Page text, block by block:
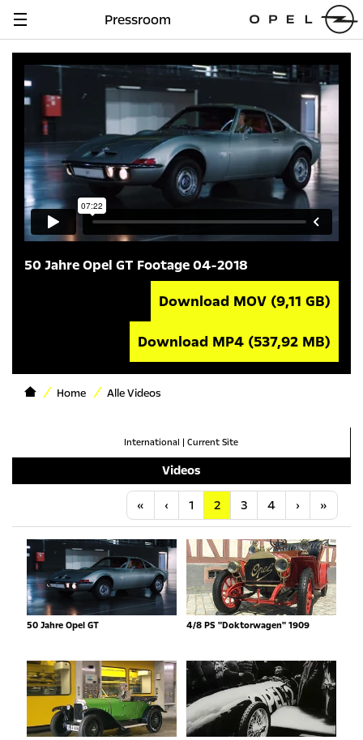
Navigation
Pressroom
50 Jahre Opel GT Footage 04-2018
Download MOV (9,11 GB)
Download MP4 (537,92 MB)
Home Alle Videos
International | Current Site
Videos
« Anfang
‹ Vorherige
1 2 3 4 ›Nächste
»
50 Jahre Opel GT 4/8 PS "Doktorwagen" 1909